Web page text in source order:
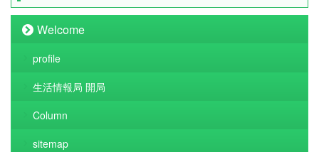
Welcome
profile
生活情報局 開局
Column
sitemap